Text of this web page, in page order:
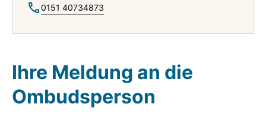
0151 40734873
Ihre Meldung an die
Ombudsperson